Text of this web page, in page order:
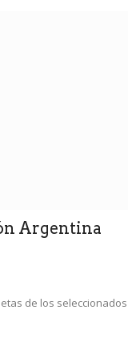
Argentina
de los seleccionados